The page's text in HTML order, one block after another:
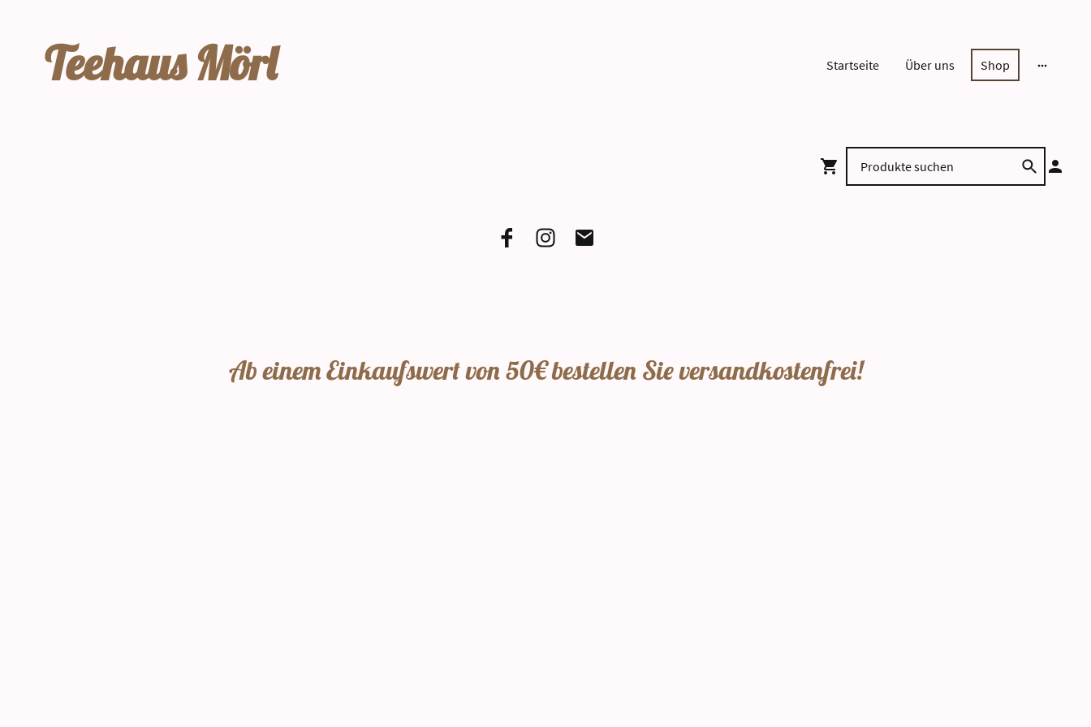
Teehaus Mörl Startseite Über uns Shop
Ab einem Einkaufswert von 50€ bestellen Sie versandkostenfrei!